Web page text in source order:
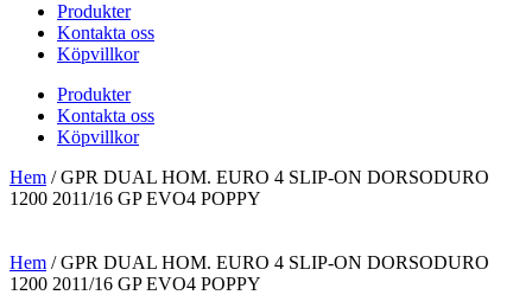
Produkter
Kontakta oss
Köpvillkor
Produkter
Kontakta oss
Köpvillkor
Hem / GPR DUAL HOM. EURO 4 SLIP-ON DORSODURO
1200 2011/16 GP EVO4 POPPY
Hem / GPR DUAL HOM. EURO 4 SLIP-ON DORSODURO
1200 2011/16 GP EVO4 POPPY